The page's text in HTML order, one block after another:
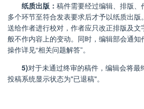
纸质出版： 稿件需要经过编辑、排版
多个环节至符合发表要求后才予以纸质出
送给作者进行校对，作者应只改正排版及
般不作内容上的变动。同时，编辑部会通
操作详见“相关问题解答”。
5)对于未通过终审的稿件，编辑会将最
投稿系统显示状态为"已退稿"。